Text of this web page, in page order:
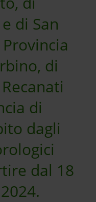
di San
di
di
dagli
dal 18